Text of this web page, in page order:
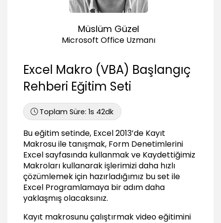
Kayıt makrosunu düzenlemek
Kayıt makrosunu silmek
Göreceli makro kaydetmek
04:26
Makro güvenliği
03:23
Excel’de Denetim Araçları ile Tanışmak
Geliştirici sekmesini (menüsünü) görüntülemek
01:44
Form denetimleri ile tanışmak
01:51
Form denetimi – düğme (button)
Müslüm Güzel
Microsoft Office Uzmanı
Excel Makro (VBA) Başlangıç
Rehberi Eğitim Seti
Toplam Süre:1s 42dk
Bu eğitim setinde, Excel 2013’de Kayıt
Makrosu ile tanışmak, Form Denetimlerini
Excel sayfasında kullanmak ve Kaydettiğimiz
Makroları kullanarak işlerimizi daha hızlı
çözümlemek için hazırladığımız bu set ile
Excel Programlamaya bir adım daha
yaklaşmış olacaksınız.
Kayıt makrosunu çalıştırmak video eğitimini